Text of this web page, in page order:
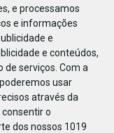
e processamos
e informações
e
e conteúdos,
serviços. Com a
usar
através da
o
dos nossos 1019